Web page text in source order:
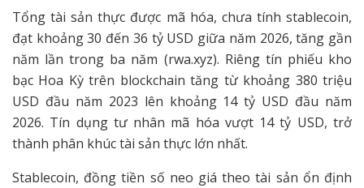
Tổng tài sản thực được mã hóa, chưa tính stablecoin,
đạt khoảng 30 đến 36 tỷ USD giữa năm 2026, tăng gần
năm lần trong ba năm (rwa.xyz). Riêng tín phiếu kho
bạc Hoa Kỳ trên blockchain tăng từ khoảng 380 triệu
USD đầu năm 2023 lên khoảng 14 tỷ USD đầu năm
2026. Tín dụng tư nhân mã hóa vượt 14 tỷ USD, trở
thành phân khúc tài sản thực lớn nhất.
Stablecoin, đồng tiền số neo giá theo tài sản ổn định